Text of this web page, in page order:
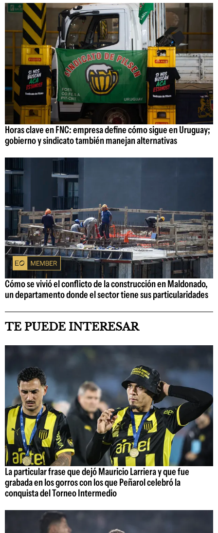
Horas clave en FNC: empresa define cómo sigue en Uruguay;
gobierno y sindicato también manejan alternativas
Cómo se vivió el conflicto de la construcción en Maldonado,
un departamento donde el sector tiene sus particularidades
TE PUEDE INTERESAR
La particular frase que dejó Mauricio Larriera y que fue
grabada en los gorros con los que Peñarol celebró la
conquista del Torneo Intermedio